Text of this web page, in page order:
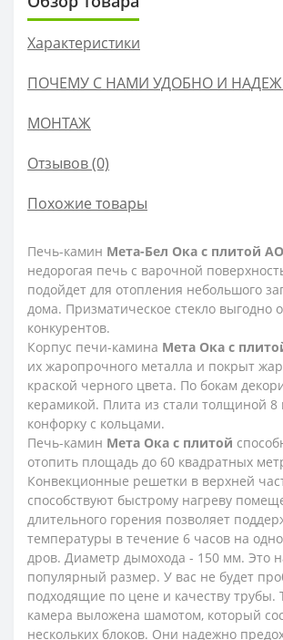
Характеристики
ПОЧЕМУ С НАМИ УДОБНО И
МОНТАЖ
Отзывов (0)
Похожие товары
Печь-камин Мета-Бел Ока с плитой
недорогая печь с варочной
подойдет для отопления небольшого
дома. Призматическое стекло выгодно
конкурентов.
Корпус печи-камина Мета Ока с
их жаропрочного металла и покрыт
краской черного цвета. По бокам
керамикой. Плита из стали толщиной
конфорку с кольцами.
Печь-камин Мета Ока с плитой
отопить площадь до 60 квадратных
Конвекционные решетки в верхней
способствуют быстрому нагреву
длительного горения позволяет
температуры в течение 6 часов на
дров. Диаметр дымохода - 150 мм. Это
популярный размер. У вас не будет
подходящие по цене и качеству трубы.
камера выложена шамотом, который
нескольких блоков. Они надежно